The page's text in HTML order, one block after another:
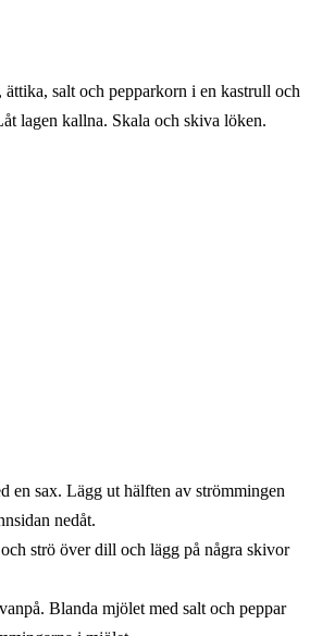
salt och pepparkorn i en kastrull och
lagen kallna. Skala och skiva löken.
en sax. Lägg ut hälften av strömmingen
nedåt.
strö över dill och lägg på några skivor
Blanda mjölet med salt och peppar